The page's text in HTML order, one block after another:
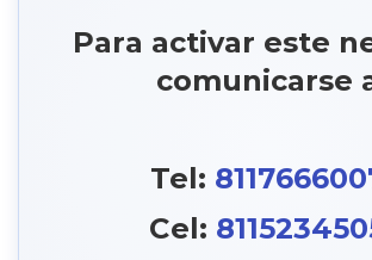
Para activar este
comunicarse
Tel:
Cel: